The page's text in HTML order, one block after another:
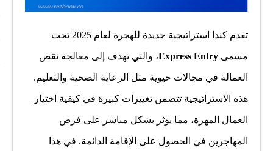
تقدم كندا استراتيجية جديدة للهجرة لعام 2025 تحت
مسمى Express Entry، والتي تهدف إلى معالجة نقص
العمالة في مجالات حيوية مثل الرعاية الصحية والتعليم.
هذه الاستراتيجية تتضمن تغييرات كبيرة في كيفية اختيار
العمال المهرة، مما يؤثر بشكل مباشر على فرص
المهاجرين في الحصول على الإقامة الدائمة. في هذا